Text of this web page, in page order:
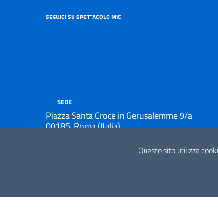
Questo sito utilizza
SEGUICI SU SPETTACOLO MIC
SEDE
Piazza Santa Croce in Gerusalemme 9/a
00185, Roma (Italia)